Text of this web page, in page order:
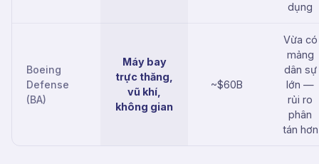
dụng
Boeing
Defense
(BA)
Máy bay
trực thăng,
vũ khí,
không gian
~$60B
Vừa có
mảng
dân sự
lớn —
rủi ro
phân
tán hơn